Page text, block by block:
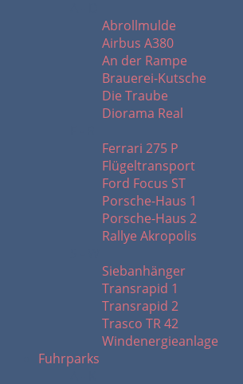
Abrollmulde
Airbus A380
An der Rampe
Brauerei-Kutsche
Die Traube
Diorama Real
Ferrari 275 P
Flügeltransport
Ford Focus ST
Porsche-Haus 1
Porsche-Haus 2
Rallye Akropolis
Siebanhänger
Transrapid 1
Transrapid 2
Trasco TR 42
Windenergieanlage
Fuhrparks